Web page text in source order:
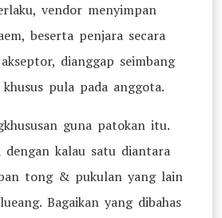
vendor menyimpan
beserta penjara secara
dianggap seimbang
pula pada anggota.
guna patokan itu.
kalau satu diantara
tong & pukulan yang lain
Bagaikan yang dibahas